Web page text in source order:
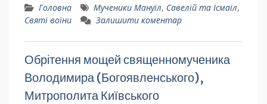
Головна Мученики Мануїл, Савелій та Ісмаїл,
Святі воїни
Залишити коментар
Обрітення мощей священномученика
Володимира (Богоявленського),
Митрополита Київського